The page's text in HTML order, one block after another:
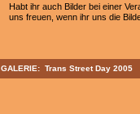
Habt ihr auch Bilder bei einer
uns freuen, wenn ihr uns die
GALERIE: Trans Street Day 2005